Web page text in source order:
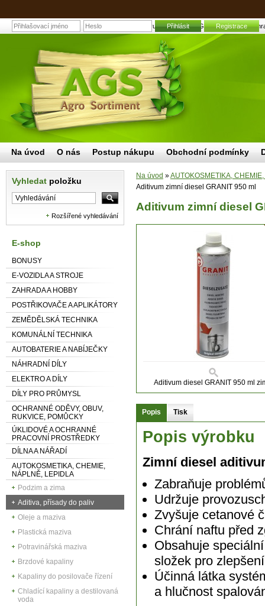
Aditivum zimní diesel GRANIT 950 ml |
Přihlásit Registrace
Vyhledat položku
Rozšířené vyhledávání
E-shop
BONUSY
E-VOZIDLA A STROJE
ZAHRADA A HOBBY
POSTŘIKOVAČE A APLIKÁTORY
ZEMĚDĚLSKÁ TECHNIKA
KOMUNÁLNÍ TECHNIKA
AUTOBATERIE A NABÍJEČKY
NÁHRADNÍ DÍLY
ELEKTRO A DÍLY
DÍLY PRO PRŮMYSL
OCHRANNÉ ODĚVY, OBUV,
RUKVICE, POMŮCKY
ÚKLIDOVÉ A OCHRANNÉ
PRACOVNÍ PROSTŘEDKY
DÍLNA A NÁŘADÍ
AUTOKOSMETIKA, CHEMIE,
NÁPLNĚ, LEPIDLA
Podzim a zima
Aditiva, přísady do paliv
Oleje a maziva
Plastická maziva
Potravinářská maziva
Brzdové kapaliny
Kapaliny do posilovače řízení
Chladící kapaliny a destilovaná
voda
Na úvod »AUTOKOSMETIKA,
Aditivum zimní diesel GRANIT 950 ml
Aditivum zimní diesel
Aditivum diesel GRANIT 950 ml
Popis Tisk
Popis výrobku
Zimní diesel
Zabraňuje
Udržuje
Zvyšuje cetanové
Chrání naftu před
Obsahuje
složek pro
Účinná látka
a hlučnost
Na úvod O nás Postup nákupu Obchodní podmínky